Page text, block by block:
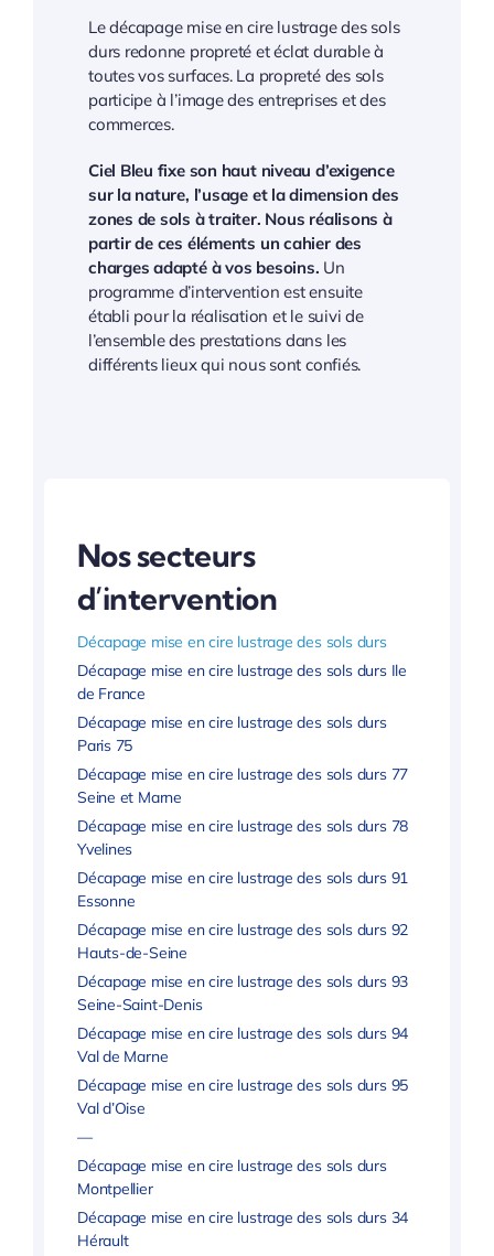
Le décapage mise en cire lustrage des sols
durs redonne propreté et éclat durable à
toutes vos surfaces. La propreté des sols
participe à l’image des entreprises et des
commerces.
Ciel Bleu fixe son haut niveau d’exigence
sur la nature, l’usage et la dimension des
zones de sols à traiter. Nous réalisons à
partir de ces éléments un cahier des
charges adapté à vos besoins. Un
programme d’intervention est ensuite
établi pour la réalisation et le suivi de
l’ensemble des prestations dans les
différents lieux qui nous sont confiés.
Nos secteurs
d’intervention
Décapage mise en cire lustrage des sols durs
Décapage mise en cire lustrage des sols durs Ile
de France
Décapage mise en cire lustrage des sols durs
Paris 75
Décapage mise en cire lustrage des sols durs 77
Seine et Marne
Décapage mise en cire lustrage des sols durs 78
Yvelines
Décapage mise en cire lustrage des sols durs 91
Essonne
Décapage mise en cire lustrage des sols durs 92
Hauts-de-Seine
Décapage mise en cire lustrage des sols durs 93
Seine-Saint-Denis
Décapage mise en cire lustrage des sols durs 94
Val de Marne
Décapage mise en cire lustrage des sols durs 95
Val d’Oise
—
Décapage mise en cire lustrage des sols durs
Montpellier
Décapage mise en cire lustrage des sols durs 34
Hérault